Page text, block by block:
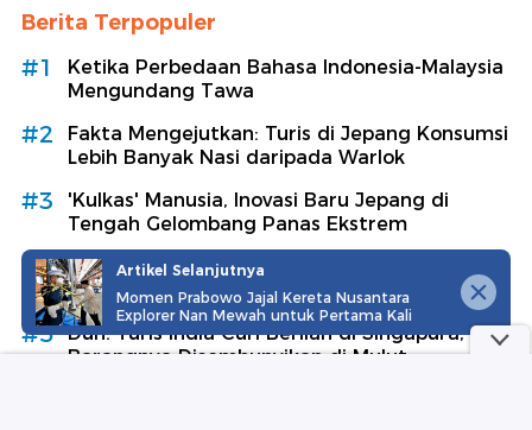
Berita Terpopuler
#1
Ketika Perbedaan Bahasa Indonesia-Malaysia
Mengundang Tawa
#2
Fakta Mengejutkan: Turis di Jepang Konsumsi
Lebih Banyak Nasi daripada Warlok
#3
'Kulkas' Manusia, Inovasi Baru Jepang di
Tengah Gelombang Panas Ekstrem
#4
Semarak Festival Obor Suku Yi, Warga dan
Wisatawan Menari Bersama
#5
Duh! Turis India Curi Berlian di Singapura,
Barangnya Disembunyikan di Mulut
Artikel Selanjutnya
Momen Prabowo Jajal Kereta Nusantara
Explorer Nan Mewah untuk Pertama Kali